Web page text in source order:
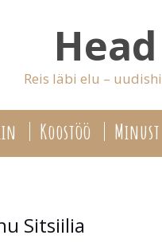
Reis läbi elu –
Koostöö Minust
Sitsiilia